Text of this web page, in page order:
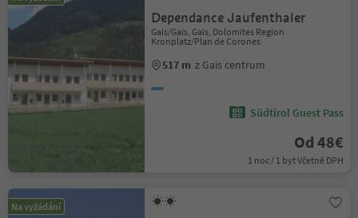
Dependance Jaufenthaler
Gais/Gais, Gais, Dolomites Region
Kronplatz/Plan de Corones
517 m z Gais centrum
Südtirol Guest Pass
Od 48€
1 noc / 1 byt Včetně DPH
Na vyžádání